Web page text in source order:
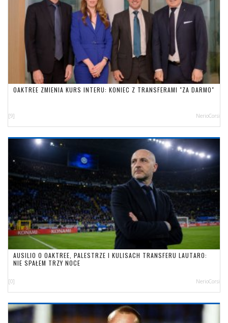
OAKTREE ZMIENIA KURS INTERU: KONIEC Z TRANSFERAMI "ZA DARMO"
[9] NerioCorsi
AUSILIO O OAKTREE, PALESTRZE I KULISACH TRANSFERU LAUTARO:
NIE SPAŁEM TRZY NOCE
[0] NerioCorsi